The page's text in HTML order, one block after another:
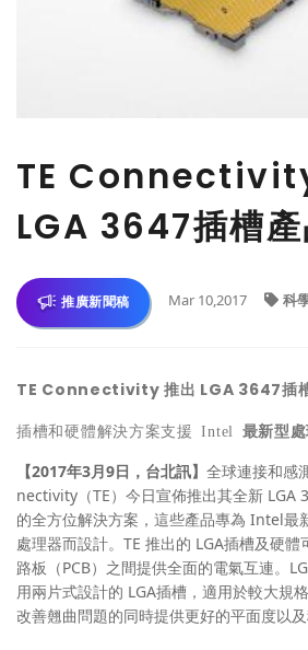
TE
LGA 3647插槽
推廣新聞稿 Mar 10,2017 科
TE Connectivity推出 LGA 3647插
插槽和硬體解決方案支援 Intel 最新型
【2017年3月9日，台北訊】 全球連接和感
nectivity（TE）今日宣佈推出其全新 LGA
的全方位解決方案，這些產品專為 Intel最
處理器而設計。TE 推出的 LGA插槽及硬
路板（PCB）之間提供全面的電氣互連。
用兩片式設計的 LGA插槽，適用於較大規
改善翹曲問題的同時提供更好的平面度以及